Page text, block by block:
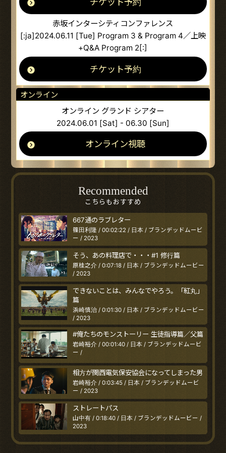
赤坂インターシティコンファレンス
[:ja]2024.06.11 [Tue] Program 3 & Program 4／上映
+Q&A Program 2[:]
チケット予約
オンライン
オンライン グランド シアター
2024.06.01 [Sat] - 06.30 [Sun]
オンライン視聴
Recommended
こちらもおすすめ
667通のラブレター
篠田利隆 / 00:02:22 / 日本 / ブランデッドムービ
ー / 2023
そう、あの料理店で・・・#1 修行篇
原桂之介 / 0:07:18 / 日本 / ブランデッドムービー
/ 2023
できないことは、みんなでやろう。「紅丸」
篇
浜崎慎治 / 0:01:30 / 日本 / ブランデッドムービー
/ 2023
#俺たちのモンストーリー 生徒指導篇／父篇
岩崎裕介 / 00:01:40 / 日本 / ブランデッドムービ
ー /
相方が関西電気保安協会になってしまった男
岩崎裕介 / 0:03:45 / 日本 / ブランデッドムービ
ー / 2023
ストレートパス
山中有 / 0:18:40 / 日本 / ブランデッドムービー /
2023